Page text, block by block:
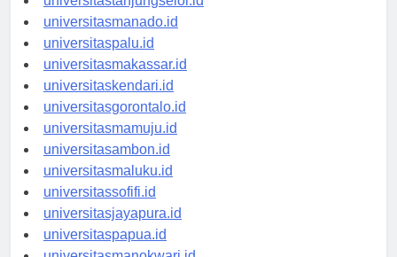
universitastanjungselor.id
universitasmanado.id
universitaspalu.id
universitasmakassar.id
universitaskendari.id
universitasgorontalo.id
universitasmamuju.id
universitasambon.id
universitasmaluku.id
universitassofifi.id
universitasjayapura.id
universitaspapua.id